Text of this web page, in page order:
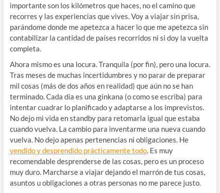
importante son los kilómetros que haces, no el camino que
recorres y las experiencias que vives. Voy a viajar sin prisa,
parándome donde me apetezca a hacer lo que me apetezca sin
contabilizar la cantidad de países recorridos ni si doy la vuelta
completa.
Ahora mismo es una locura. Tranquila (por fin), pero una locura.
Tras meses de muchas incertidumbres y no parar de preparar
mil cosas (más de dos años en realidad) que aún no se han
terminado. Cada día es una ginkana (o como se escriba) para
intentar cuadrar lo planificado y adaptarse a los imprevistos.
No dejo mi vida en standby para retomarla igual que estaba
cuando vuelva. La cambio para inventarme una nueva cuando
vuelva. No dejo apenas pertenencias ni obligaciones. He
vendido y desprendido prácticamente todo. Es muy
recomendable desprenderse de las cosas, pero es un proceso
muy duro. Marcharse a viajar dejando el marrón de tus cosas,
asuntos u obligaciones a otras personas no me parece justo.